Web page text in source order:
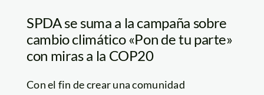
SPDA se suma a la campaña sobre
cambio climático «Pon de tu parte»
con miras a la COP20
Con el fin de crear una comunidad